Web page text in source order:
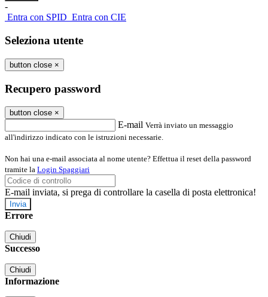
-
Entra con SPID Entra con CIE
Seleziona utente
button close ×
Recupero password
button close ×
E-mail Verrà inviato un messaggio
all'indirizzo indicato con le istruzioni necessarie.
Non hai una e-mail associata al nome utente? Effettua il reset della password
tramite la Login Spaggiari
E-mail inviata, si prega di controllare la casella di posta elettronica!
Errore
Chiudi
Successo
Chiudi
Informazione